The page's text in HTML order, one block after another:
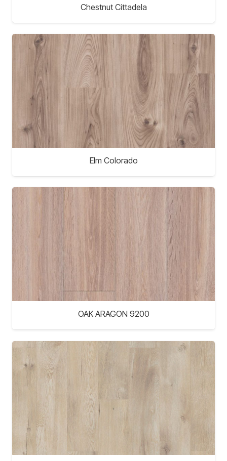
Chestnut Cittadela
Elm Colorado
OAK ARAGON 9200